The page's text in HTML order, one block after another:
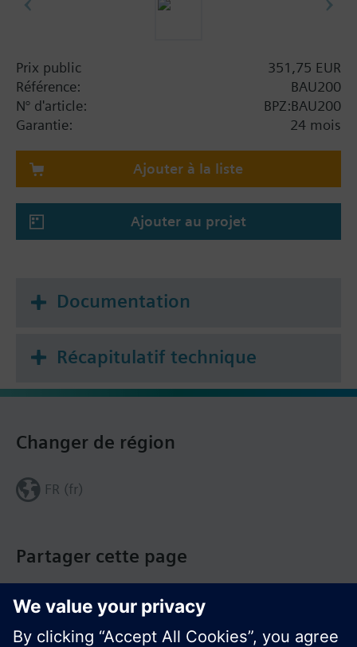
Prix public
351,75 EUR
Référence:
BAU200
N° d'article:
BPZ:BAU200
Garantie:
24 mois
Ajouter à la liste
Ajouter au projet
Documentation
Récapitulatif technique
Partager cette page
Changer de région
FR (fr)